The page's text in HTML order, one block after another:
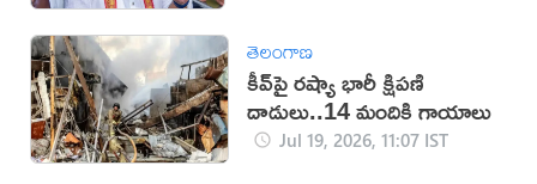
తెలంగాణ
కీవ్‌పై రష్యా భారీ క్షిపణి
దాడులు..14 మందికి గాయాలు
Jul 19, 2026, 11:07 IST